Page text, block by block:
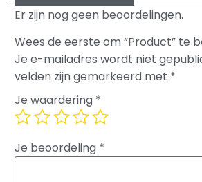
Er zijn nog geen beoordelingen.
Wees de eerste om “Product” te
Je e-mailadres wordt niet
velden zijn gemarkeerd met *
Je waardering *
Je beoordeling *